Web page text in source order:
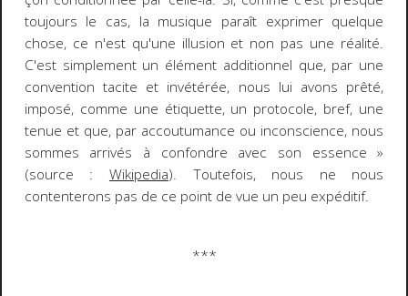
toujours le cas, la musique paraît exprimer quelque
chose, ce n'est qu'une illusion et non pas une réalité.
C'est simplement un élément additionnel que, par une
convention tacite et invétérée, nous lui avons prêté,
imposé, comme une étiquette, un protocole, bref, une
tenue et que, par accoutumance ou in­conscience, nous
sommes arrivés à confondre avec son essence »
(source : Wikipedia). Toutefois, nous ne nous
contenterons pas de ce point de vue un peu expéditif.
***